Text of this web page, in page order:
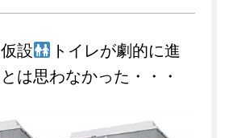
設
トイレが劇的に進
は思わなかった・・・